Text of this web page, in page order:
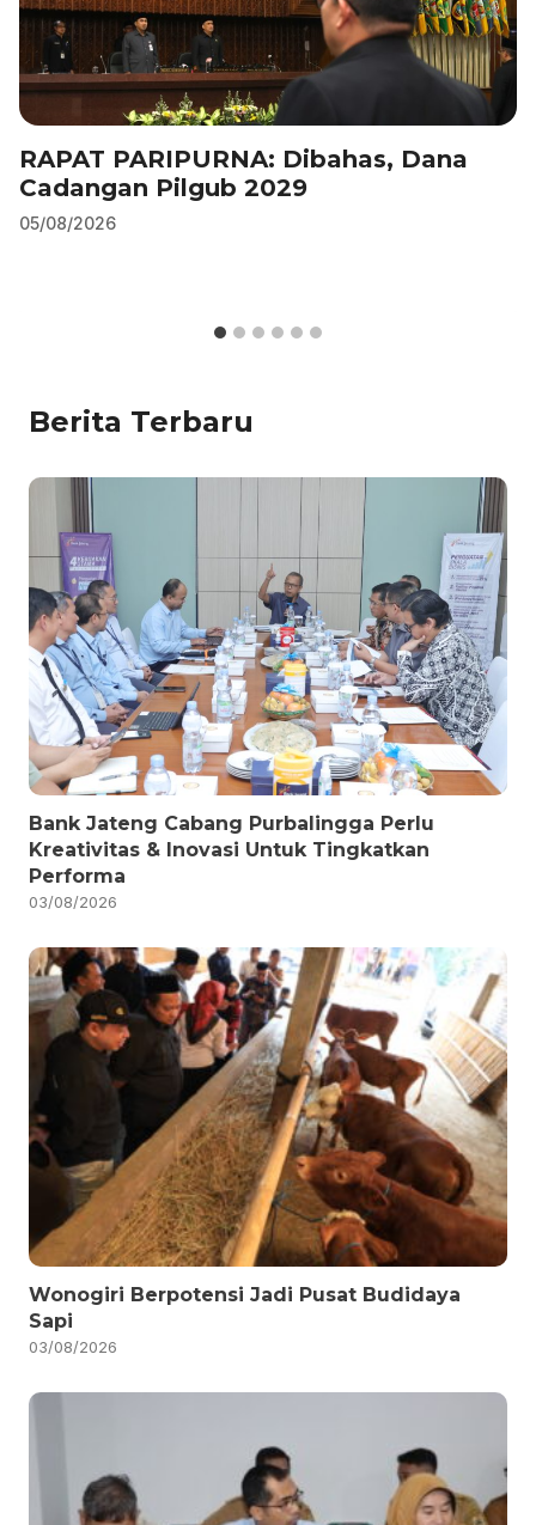
RAPAT PARIPURNA: Dibahas, Dana
Cadangan Pilgub 2029
05/08/2026
Berita Terbaru
Bank Jateng Cabang Purbalingga Perlu
Kreativitas & Inovasi Untuk Tingkatkan
Performa
03/08/2026
Wonogiri Berpotensi Jadi Pusat Budidaya
Sapi
03/08/2026